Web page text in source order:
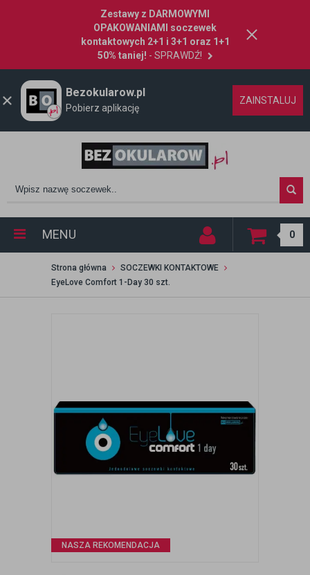
Zestawy z DARMOWYMI
OPAKOWANIAMI soczewek
kontaktowych 2+1 i 3+1 oraz 1+1
50% taniej! - SPRAWDŹ!
Bezokularow.pl
Pobierz aplikację
ZAINSTALUJ
MENU 0
Strona główna
SOCZEWKI KONTAKTOWE
EyeLove Comfort 1-Day 30 szt.
NASZA REKOMENDACJA